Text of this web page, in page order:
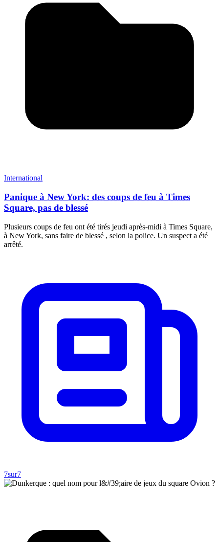
International
Panique à New York: des coups de feu à Times
Square, pas de blessé
Plusieurs coups de feu ont été tirés jeudi après-midi à Times Square,
à New York, sans faire de blessé , selon la police. Un suspect a été
arrêté.
7sur7